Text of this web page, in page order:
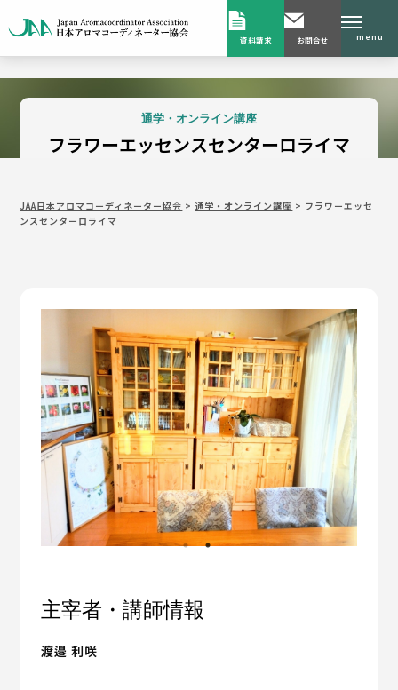
資料請求 お問合せ menu
通学・オンライン講座
フラワーエッセンスセンターロライマ
JAA日本アロマコーディネーター協会 >通学・オンライン講座 > フラワーエッセ
ンスセンターロライマ
渡邉 利咲